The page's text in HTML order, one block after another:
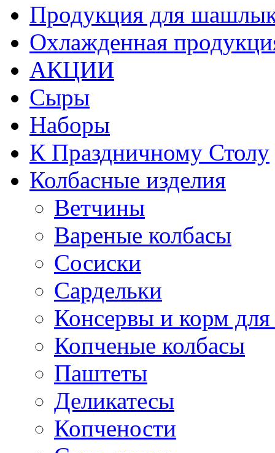
Продукция для
Охлажденная
АКЦИИ
Сыры
Наборы
К Праздничному Столу
Колбасные изделия
Ветчины
Вареные колбасы
Сосиски
Сардельки
Консервы и корм
Копченые колбасы
Паштеты
Деликатесы
Копчености